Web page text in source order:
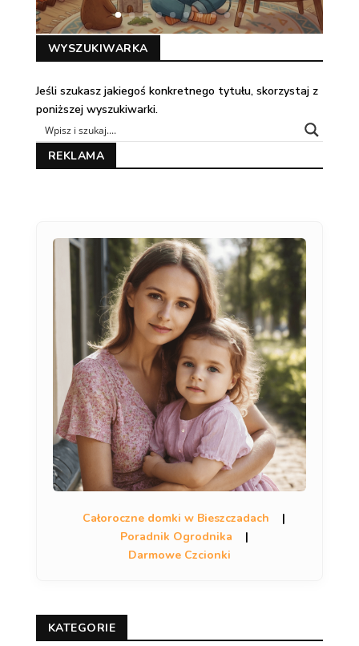
WYSZUKIWARKA
Jeśli szukasz jakiegoś konkretnego tytułu, skorzystaj z
poniższej wyszukiwarki.
REKLAMA
Całoroczne domki w Bieszczadach
|
Poradnik Ogrodnika
|
Darmowe Czcionki
KATEGORIE